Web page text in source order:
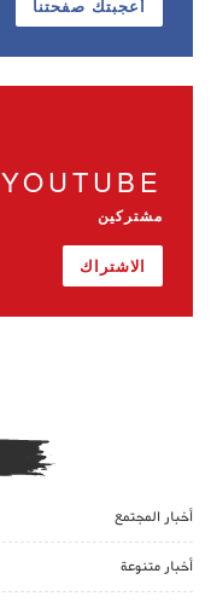
أعجبتك صفحتنا
YOUTUBE
مشتركين
الاشتراك
أخبار المجتمع
أخبار متنوعة